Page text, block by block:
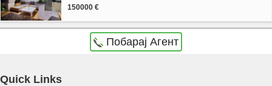
150000 €
Побарај Агент
Quick Links